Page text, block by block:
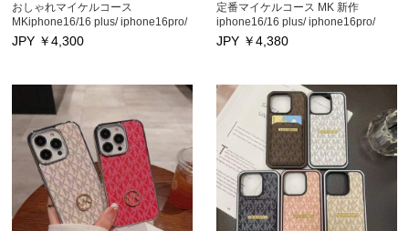
おしゃれマイケルコース
MKiphone16/16 plus/ iphone16pro/
16pro maxケース, iphone15/15
plus/ iphone15pro/ 15pro maxケー
ードポッケト付き iphone13/13
pro/13pro maxケース 高品質
iphone12/12 pro/12プロ マックスス
マホフォンカバー 男女通用
iPhone11/11pro max携帯ケース
JPY ￥4,300
定番マイケルコース MK 新作
iphone16/16 plus/ iphone16pro/
16pro maxケース, iphone15/15
plus/ iphone15pro/ 15pro maxケー
ードポッケト付き iphone13/13
pro/13pro maxケース 大人気
iphone12/12 pro/12プロ マックスス
マホフォンカバー 男女通用
iPhone11/11pro max携帯ケース 大
人気
JPY ￥4,380